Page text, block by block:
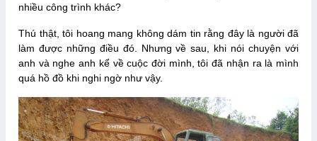
nhiều công trình khác?
Thú thật, tôi hoang mang không dám tin rằng đây là người đã
làm được những điều đó. Nhưng về sau, khi nói chuyện với
anh và nghe anh kể về cuộc đời mình, tôi đã nhận ra là mình
quá hồ đồ khi nghi ngờ như vậy.